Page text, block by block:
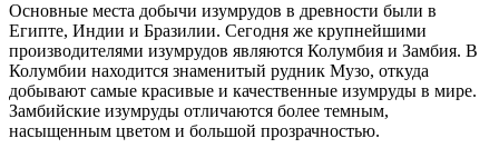
Основные места добычи изумрудов в древности были в
Египте, Индии и Бразилии. Сегодня же крупнейшими
производителями изумрудов являются Колумбия и Замбия. В
Колумбии находится знаменитый рудник Музо, откуда
добывают самые красивые и качественные изумруды в мире.
Замбийские изумруды отличаются более темным,
насыщенным цветом и большой прозрачностью.